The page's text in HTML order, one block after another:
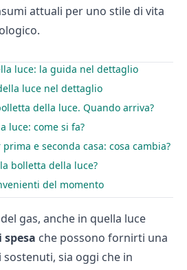
attuali per uno stile di vita
luce: la guida nel dettaglio
luce nel dettaglio
della luce. Quando arriva?
luce: come si fa?
e seconda casa: cosa cambia?
bolletta della luce?
del momento
gas, anche in quella luce
che possono fornirti una
sia oggi che in